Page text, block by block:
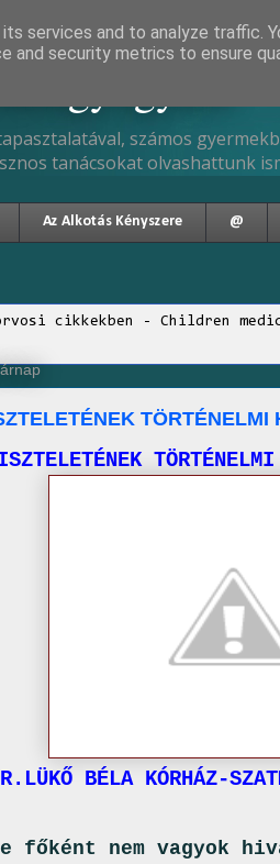
számos
tanácsokat olvashattunk
Az Alkotás Kényszere @
orvosi cikkekben - Children
TÖRTÉNELMI
TÖRTÉNELMI
KÓRHÁZ-
főként nem vagyok
services and to analyze traffic.
and security metrics to ensure